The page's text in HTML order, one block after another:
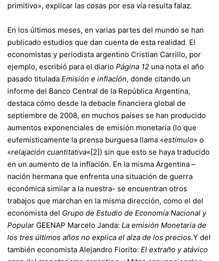
primitivo», explicar las cosas por esa vía resulta falaz.
En los últimos meses, en varias partes del mundo se han
publicado estudios que dan cuenta de esta realidad. El
economistas y periodista argentino Cristian Carrillo, por
ejemplo, escribió para el diario Página 12 una nota el año
pasado titulada Emisión e inflación, donde citando un
informe del Banco Central de la República Argentina,
destaca cómo desde la debacle financiera global de
septiembre de 2008, en muchos países se han producido
aumentos exponenciales de emisión monetaria (lo que
eufemísticamente la prensa burguesa llama «estímulo» o
«relajación cuantitativa«[2]) sin que esto se haya traducido
en un aumento de la inflación. En la misma Argentina –
nación hermana que enfrenta una situación de guerra
económica similar a la nuestra- se encuentran otros
trabajos que marchan en la misma dirección, como el del
economista del Grupo de Estudio de Economía Nacional y
Popular GEENAP Marcelo Janda: La emisión Monetaria de
los tres últimos años no explica el alza de los precios.Y del
también economista Alejandro Fiorito: El extraño y atávico